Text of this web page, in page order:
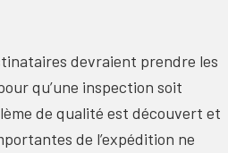
devraient prendre les
qu’une inspection soit
de qualité est découvert et
de l’expédition ne